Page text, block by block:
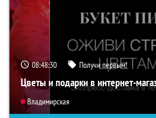
08:48:29 Получи первым!
Цветы и подарки в интернет-
Владимирская